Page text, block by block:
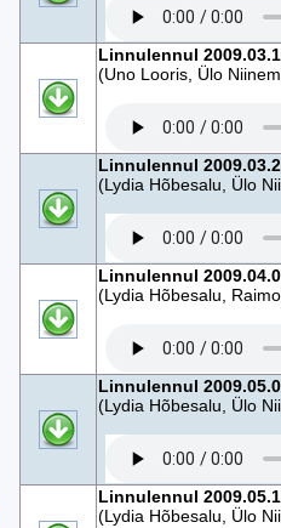
Linnulennul
(Uno Looris, Ülo
Linnulennul
(Lydia Hõbesalu, Ülo
Linnulennul
(Lydia Hõbesalu,
Linnulennul
(Lydia Hõbesalu, Ülo
Linnulennul
(Lydia Hõbesalu, Ülo